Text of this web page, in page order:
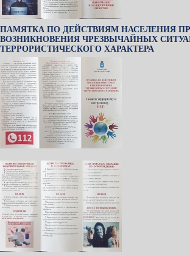
ПАМЯТКА ПО ДЕЙСТВИЯМ НАСЕЛЕНИЯ
ВОЗНИКНОВЕНИЯ ЧРЕЗВЫЧАЙНЫХ
ТЕРРОРИСТИЧЕСКОГО ХАРАКТЕРА